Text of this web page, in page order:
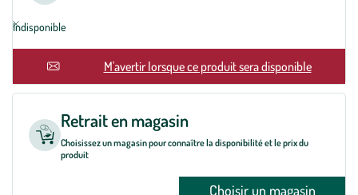
Indisponible
En rupture M'avertir lorsque ce produit sera disponible
Retrait en magasin
Choisissez un magasin pour connaître la disponibilité et le prix du
produit
Choisir un magasin